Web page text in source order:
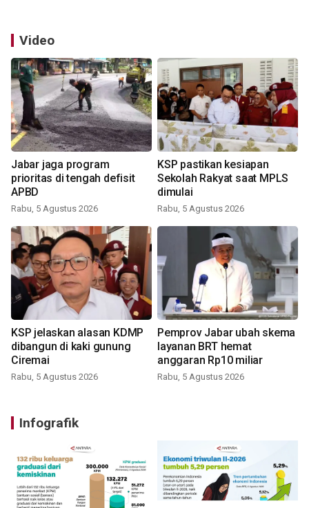
Video
Jabar jaga program
prioritas di tengah defisit
APBD
Rabu, 5 Agustus 2026
KSP pastikan kesiapan
Sekolah Rakyat saat MPLS
dimulai
Rabu, 5 Agustus 2026
KSP jelaskan alasan KDMP
dibangun di kaki gunung
Ciremai
Rabu, 5 Agustus 2026
Pemprov Jabar ubah skema
layanan BRT hemat
anggaran Rp10 miliar
Rabu, 5 Agustus 2026
Infografik